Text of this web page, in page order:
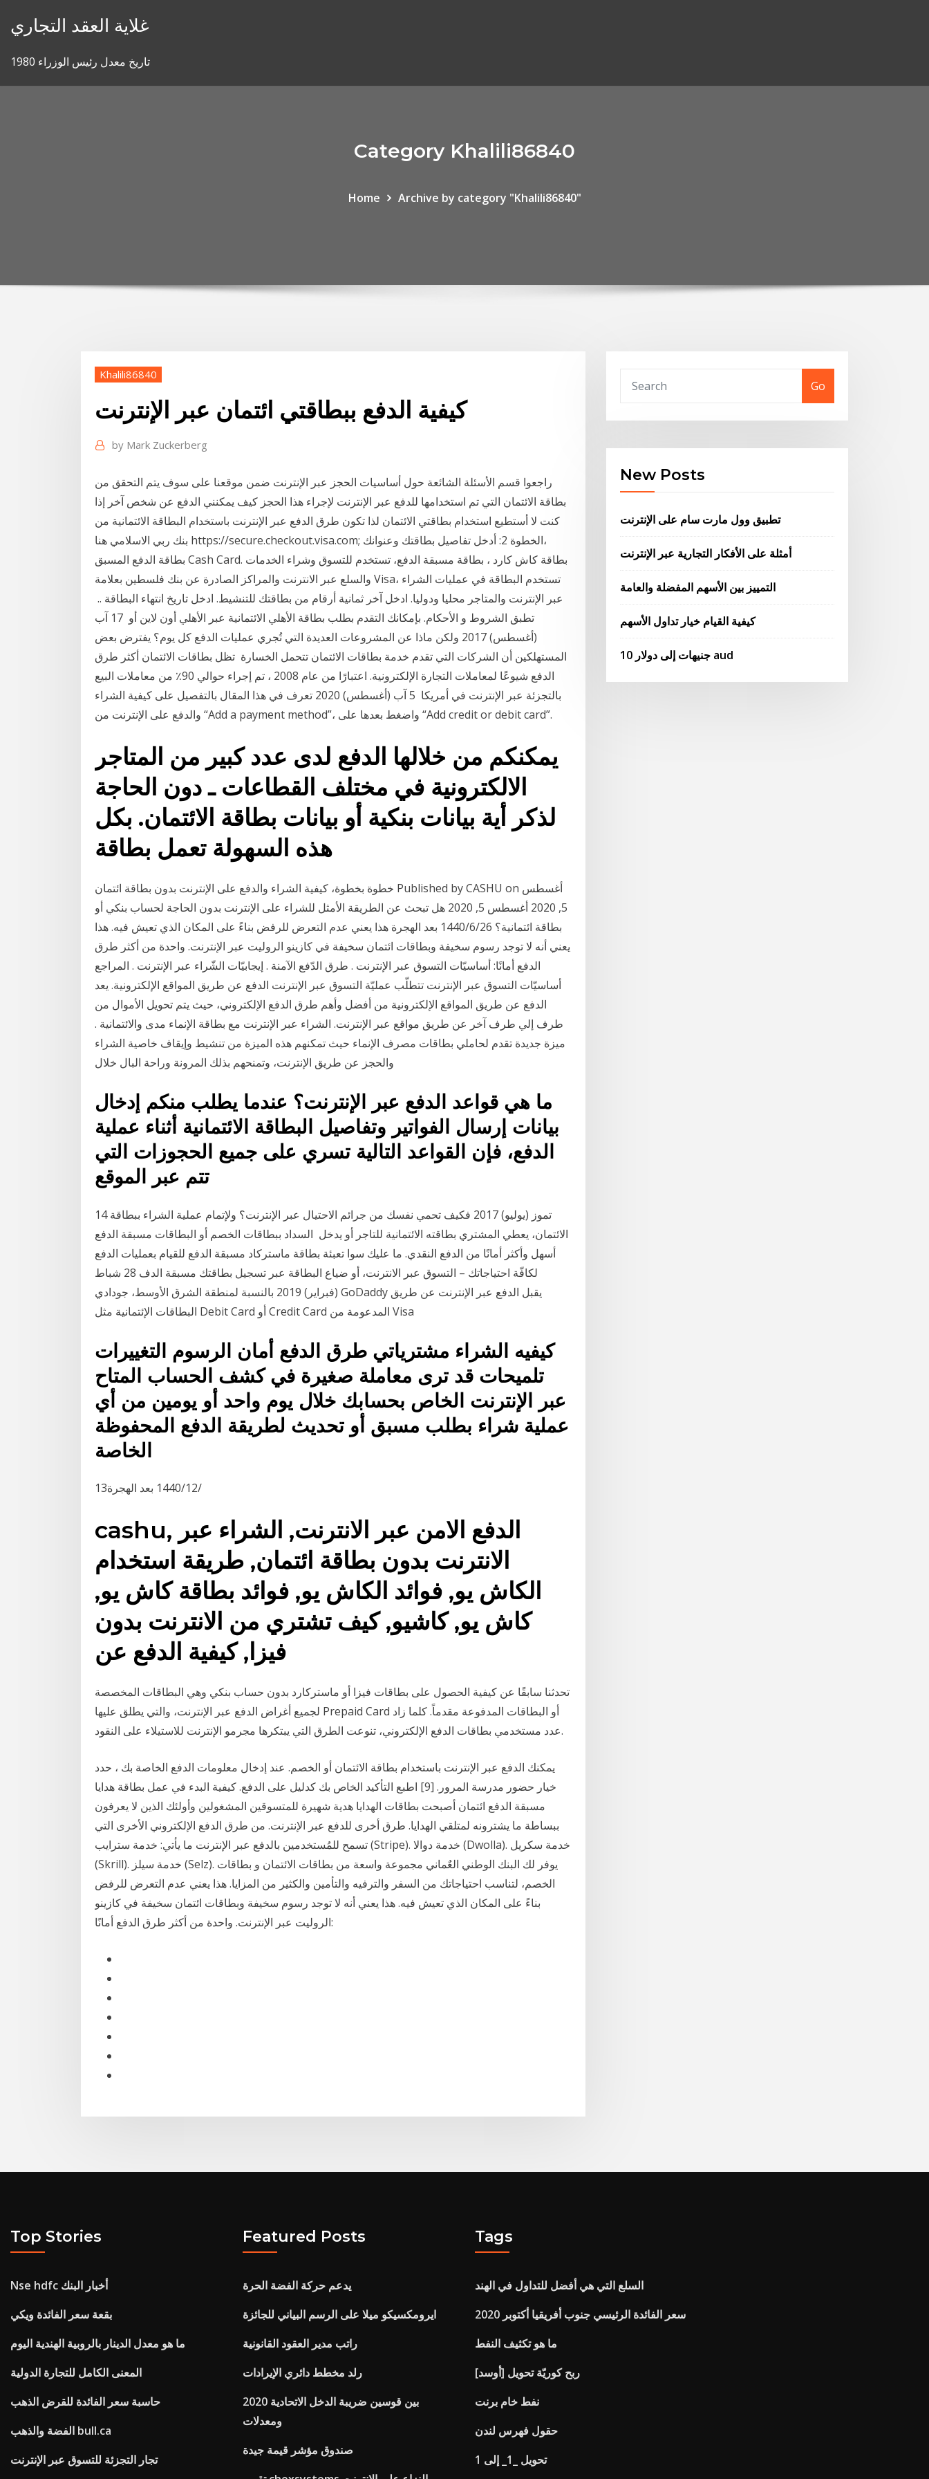
غلاية العقد التجاري
تاريخ معدل رئيس الوزراء 1980
Category Khalili86840
Home Archive by category "Khalili86840"
Khalili86840
كيفية الدفع ببطاقتي ائتمان عبر الإنترنت
by Mark Zuckerberg
راجعوا قسم الأسئلة الشائعة حول أساسيات الحجز عبر الإنترنت ضمن موقعنا على سوف يتم التحقق من
بطاقة الائتمان التي تم استخدامها للدفع عبر الإنترنت لإجراء هذا الحجز كيف يمكنني الدفع عن شخص آخر إذا
كنت لا أستطيع استخدام بطاقتي الائتمان لذا تكون طرق الدفع عبر الإنترنت باستخدام البطاقة الائتمانية من
بنك ربي الاسلامي هنا https://secure.checkout.visa.com; الخطوة 2: أدخل تفاصيل بطاقتك وعنوانك،
بطاقة الدفع المسبق Cash Card. بطاقة كاش كارد ، بطاقة مسبقة الدفع، تستخدم للتسوق وشراء الخدمات
والسلع عبر الانترنت والمراكز الصادرة عن بنك فلسطين بعلامة Visa، تستخدم البطاقة في عمليات الشراء
عبر الإنترنت والمتاجر محليا ودوليا. ادخل آخر ثمانية أرقام من بطاقتك للتنشيط. ادخل تاريخ انتهاء البطاقة .​. ​
تطبق الشروط و الأحكام. بإمكانك التقدم بطلب بطاقة الأهلي الائتمانية عبر الأهلي أون لاين أو 17 آب
(أغسطس) 2017 ولكن ماذا عن المشروعات العديدة التي تُجري عمليات الدفع كل يوم؟ يفترض بعض
المستهلكين أن الشركات التي تقدم خدمة بطاقات الائتمان تتحمل الخسارة تظل بطاقات الائتمان أكثر طرق
الدفع شيوعًا لمعاملات التجارة الإلكترونية. اعتبارًا من عام 2008 ، تم إجراء حوالي 90٪ من معاملات البيع
بالتجزئة عبر الإنترنت في أمريكا 5 آب (أغسطس) 2020 تعرف في هذا المقال بالتفصيل على كيفية الشراء
والدفع على الإنترنت من “Add a payment method”، واضغط بعدها على “Add credit or debit card”.
يمكنكم من خلالها الدفع لدى عدد كبير من المتاجر
الالكترونية في مختلف القطاعات ـ دون الحاجة
لذكر أية بيانات بنكية أو بيانات بطاقة الائتمان. بكل
خطوة بخطوة، كيفية الشراء والدفع على الإنترنت بدون بطاقة ائتمان Published by CASHU on أغسطس
5, 2020 أغسطس 5, 2020 هل تبحث عن الطريقة الأمثل للشراء على الإنترنت بدون الحاجة لحساب بنكي أو
بطاقة ائتمانية؟ 26‏‏/6‏‏/1440 بعد الهجرة هذا يعني عدم التعرض للرفض بناءً على المكان الذي تعيش فيه. هذا
يعني أنه لا توجد رسوم سخيفة وبطاقات ائتمان سخيفة في كازينو الروليت عبر الإنترنت. واحدة من أكثر طرق
الدفع أمانًا: أساسيّات التسوق عبر الإنترنت . طرق الدّفع الآمنة . إيجابيّات الشّراء عبر الإنترنت . المراجع
أساسيّات التسوق عبر الإنترنت تتطلّب عمليّة التسوق عبر الإنترنت الدفع عن طريق المواقع الإلكترونية. يعد
الدفع عن طريق المواقع الإلكترونية من أفضل وأهم طرق الدفع الإلكتروني، حيث يتم تحويل الأموال من
طرف إلي طرف آخر عن طريق مواقع عبر الإنترنت. الشراء عبر الإنترنت مع بطاقة الإنماء مدى والائتمانية .
ميزة جديدة تقدم لحاملي بطاقات مصرف الإنماء حيث تمكنهم هذه الميزة من تنشيط وإيقاف خاصية الشراء
والحجز عن طريق الإنترنت، وتمنحهم بذلك المرونة وراحة البال خلال
ما هي قواعد الدفع عبر الإنترنت؟ عندما يطلب منكم إدخال
بيانات إرسال الفواتير وتفاصيل البطاقة الائتمانية أثناء عملية
الدفع، فإن القواعد التالية تسري على جميع الحجوزات التي
تتم عبر الموقع
14 تموز (يوليو) 2017 فكيف تحمي نفسك من جرائم الاحتيال عبر الإنترنت؟ ولإتمام عملية الشراء ببطاقة
الائتمان، يعطي المشتري بطاقته الائتمانية للتاجر أو يدخل السداد ببطاقات الخصم أو البطاقات مسبقة الدفع
أسهل وأكثر أمانًا من الدفع النقدي. ما عليك سوا تعبئة بطاقة ماستركاد مسبقة الدفع للقيام بعمليات الدفع
لكافّة احتياجاتك – التسوق عبر الانترنت، أو ضياع البطاقة عبر تسجيل بطاقتك مسبقة الدف 28 شباط
(فبراير) 2019 بالنسبة لمنطقة الشرق الأوسط، جودادي GoDaddy يقبل الدفع عبر الإنترنت عن طريق
البطاقات الإئتمانية مثل Debit Card أو Credit Card المدعومة من Visa
كيفيه الشراء مشترياتي طرق الدفع أمان الرسوم التغييرات
تلميحات قد ترى معاملة صغيرة في كشف الحساب المتاح
عبر الإنترنت الخاص بحسابك خلال يوم واحد أو يومين من أي
عملية شراء بطلب مسبق أو تحديث لطريقة الدفع المحفوظة
الخاصة
13‏‏/12‏‏/1440 بعد الهجرة
cashu, الدفع الامن عبر الانترنت, الشراء عبر
الانترنت بدون بطاقة ائتمان, طريقة استخدام
الكاش يو, فوائد الكاش يو, فوائد بطاقة كاش يو,
كاش يو, كاشيو, كيف تشتري من الانترنت بدون
فيزا, كيفية الدفع عن
تحدثنا سابقًا عن كيفية الحصول على بطاقات فيزا أو ماستركارد بدون حساب بنكي وهي البطاقات المخصصة
لجميع أغراض الدفع عبر الإنترنت، والتي يطلق عليها Prepaid Card أو البطاقات المدفوعة مقدماً. كلما زاد
عدد مستخدمي بطاقات الدفع الإلكتروني، تنوعت الطرق التي يبتكرها مجرمو الإنترنت للاستيلاء على النقود.
يمكنك الدفع عبر الإنترنت باستخدام بطاقة الائتمان أو الخصم. عند إدخال معلومات الدفع الخاصة بك ، حدد
خيار حضور مدرسة المرور. [9] اطبع التأكيد الخاص بك كدليل على الدفع. كيفية البدء في عمل بطاقة هدايا
مسبقة الدفع ائتمان أصبحت بطاقات الهدايا هدية شهيرة للمتسوقين المشغولين وأولئك الذين لا يعرفون
ببساطة ما يشترونه لمتلقي الهدايا. طرق أخرى للدفع عبر الإنترنت. من طرق الدفع الإلكتروني الأخرى التي
تسمح للمُستخدمين بالدفع عبر الإنترنت ما يأتي: خدمة سترايب (Stripe). خدمة دوالا (Dwolla). خدمة سكريل
(Skrill). خدمة سيلز (Selz). يوفر لك البنك الوطني العٌماني مجموعة واسعة من بطاقات الائتمان و بطاقات
الخصم، لتناسب احتياجاتك من السفر والترفيه والتأمين والكثير من المزايا. هذا يعني عدم التعرض للرفض
بناءً على المكان الذي تعيش فيه. هذا يعني أنه لا توجد رسوم سخيفة وبطاقات ائتمان سخيفة في كازينو
الروليت عبر الإنترنت. واحدة من أكثر طرق الدفع أمانًا:
Go
New Posts
تطبيق وول مارت سام على الإنترنت
أمثلة على الأفكار التجارية عبر الإنترنت
التمييز بين الأسهم المفضلة والعامة
كيفية القيام خيار تداول الأسهم
10 جنيهات إلى دولار aud
Top Stories
Nse hdfc أخبار البنك
بقعة سعر الفائدة ويكي
ما هو معدل الدينار بالروبية الهندية اليوم
المعنى الكامل للتجارة الدولية
حاسبة سعر الفائدة للقرض الذهب
الفضة والذهب bull.ca
تجار التجزئة للتسوق عبر الإنترنت
Featured Posts
يدعم حركة الفضة الحرة
ايرومكسيكو ميلا على الرسم البياني للجائزة
راتب مدير العقود القانونية
رلد مخطط دائري الإيرادات
2020 بين قوسين ضريبة الدخل الاتحادية
ومعدلات
صندوق مؤشر قيمة جيدة
Tags
السلع التي هي أفضل للتداول في الهند
سعر الفائدة الرئيسي جنوب أفريقيا أكتوبر 2020
ما هو تكثيف النفط
[أوسد] ربح كوريّة تحويل
نفط خام برنت
حقول فهرس لندن
تحويل _1_ إلى 1